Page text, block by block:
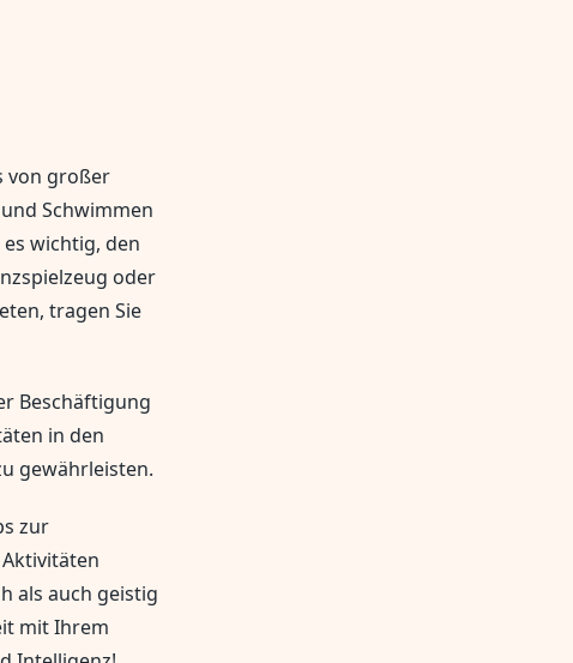
von großer
Schwimmen
wichtig, den
oder
tragen Sie
Beschäftigung
in den
gewährleisten.
zur
als auch geistig
mit Ihrem